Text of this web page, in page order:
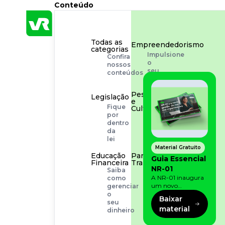
Conteúdo
Todas as
categorias
Confira
nossos
conteúdos
Empreendedorismo
Impulsione
o
seu
negócio
Legislação
Fique
por
dentro
da
lei
Pessoas
e
Cultura
Aprimore
cultura
organizacional
Educação
Financeira
Saiba
como
gerenciar
o
seu
dinheiro
Para o
Trabalhador
Tudo
para
facilitar
rotina
Material Gratuito
Guia Essencial
NR-01
A NR-01 inaugura
um novo
momento na
prevenção de riscos:
agora, além dos
fatores físicos e
Baixar
material